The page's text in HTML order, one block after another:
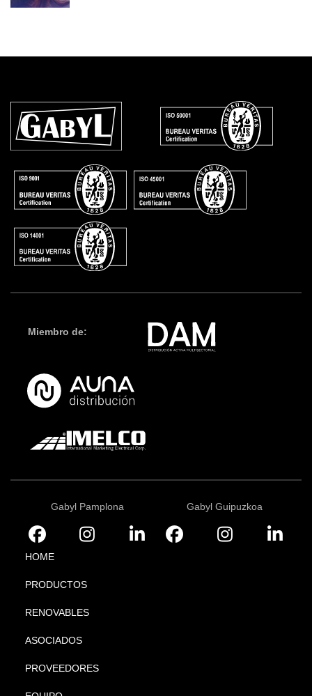
Miembro de:
Gabyl Pamplona Gabyl Guipuzkoa
HOME
PRODUCTOS
RENOVABLES
ASOCIADOS
PROVEEDORES